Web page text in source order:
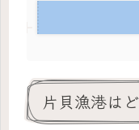
片貝漁港は